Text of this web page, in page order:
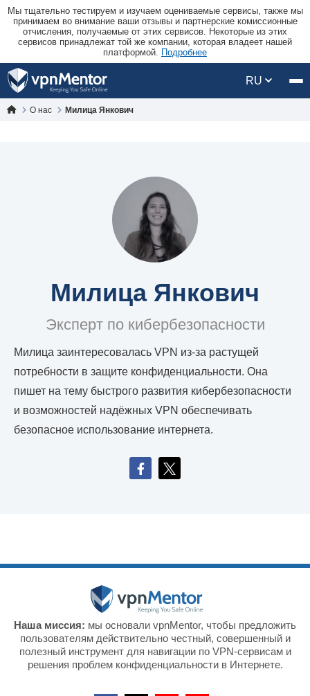
Мы тщательно тестируем и изучаем оцениваемые сервисы, также мы
принимаем во внимание ваши отзывы и партнерские комиссионные
отчисления, получаемые от этих сервисов. Некоторые из этих
сервисов принадлежат той же компании, которая владеет нашей
платформой. Подробнее
RU
О нас Милица Янкович
Милица Янкович
Эксперт по кибербезопасности
Милица заинтересовалась VPN из-за растущей
потребности в защите конфиденциальности. Она
пишет на тему быстрого развития кибербезопасности
и возможностей надёжных VPN обеспечивать
безопасное использование интернета.
Наша миссия: мы основали vpnMentor, чтобы предложить
пользователям действительно честный, совершенный и
полезный инструмент для навигации по VPN-сервисам и
решения проблем конфиденциальности в Интернете.